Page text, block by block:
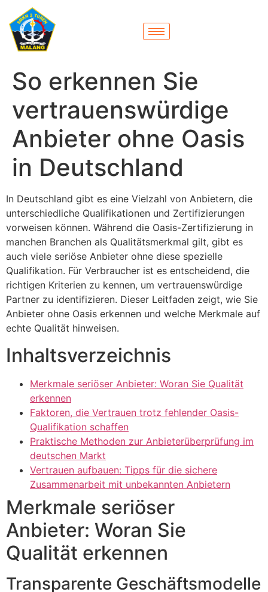
So erkennen Sie
vertrauenswürdige
Anbieter ohne Oasis
in Deutschland
In Deutschland gibt es eine Vielzahl von Anbietern, die
unterschiedliche Qualifikationen und Zertifizierungen
vorweisen können. Während die Oasis-Zertifizierung in
manchen Branchen als Qualitätsmerkmal gilt, gibt es
auch viele seriöse Anbieter ohne diese spezielle
Qualifikation. Für Verbraucher ist es entscheidend, die
richtigen Kriterien zu kennen, um vertrauenswürdige
Partner zu identifizieren. Dieser Leitfaden zeigt, wie Sie
Anbieter ohne Oasis erkennen und welche Merkmale auf
echte Qualität hinweisen.
Inhaltsverzeichnis
Merkmale seriöser Anbieter: Woran Sie Qualität
erkennen
Faktoren, die Vertrauen trotz fehlender Oasis-
Qualifikation schaffen
Praktische Methoden zur Anbieterüberprüfung im
deutschen Markt
Vertrauen aufbauen: Tipps für die sichere
Zusammenarbeit mit unbekannten Anbietern
Merkmale seriöser
Anbieter: Woran Sie
Qualität erkennen
Transparente Geschäftsmodelle